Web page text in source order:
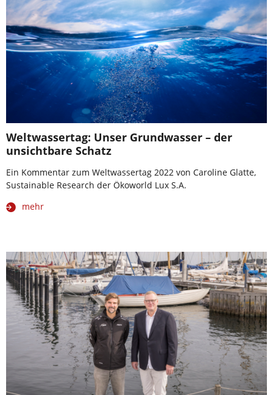
Weltwassertag: Unser Grundwasser – der
unsichtbare Schatz
Ein Kommentar zum Weltwassertag 2022 von Caroline Glatte,
Sustainable Research der Ökoworld Lux S.A.
mehr